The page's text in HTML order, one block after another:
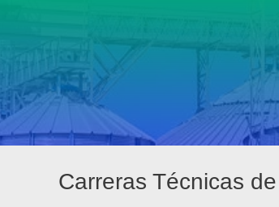
Carreras Técnicas